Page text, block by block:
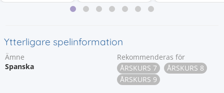
Ytterligare spelinformation
Ämne
Spanska
Rekommenderas för
ÅRSKURS 7
ÅRSKURS 8
ÅRSKURS 9